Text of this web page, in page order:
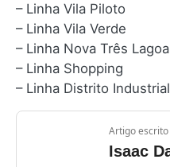
– Linha Vila Piloto
– Linha Vila Verde
– Linha Nova Três
– Linha Shopping
– Linha Distrito Industrial
Artigo
Isaac